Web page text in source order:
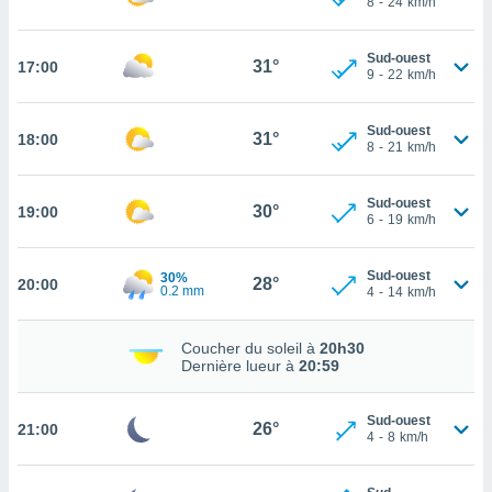
de
votre
le
des
au
17:00 31°
Sud-ouest
9 - 22 km/h
18:00 31°
Sud-ouest
8 - 21 km/h
19:00 30°
Sud-ouest
6 - 19 km/h
20:00
30%
0.2 mm
28°
Sud-ouest
4 - 14 km/h
Coucher du soleil à 20h30
Dernière lueur à 20:59
21:00 26°
Sud-ouest
4 - 8 km/h